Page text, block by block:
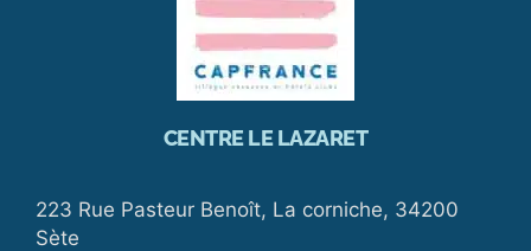
CENTRE LE LAZARET
223 Rue Pasteur Benoît, La corniche, 34200
Sète